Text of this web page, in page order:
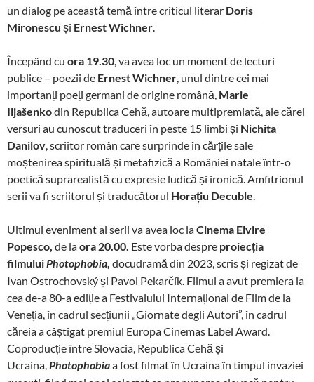
un dialog pe această temă între criticul literar Doris
Mironescu și Ernest Wichner.
Începând cu ora 19.30, va avea loc un moment de lecturi
publice – poezii de Ernest Wichner, unul dintre cei mai
importanți poeți germani de origine română, Marie
Iljašenkodin Republica Cehă, autoare multipremiată, ale cărei
versuri au cunoscut traduceri în peste 15 limbi și Nichita
Danilov, scriitor român care surprinde în cărțile sale
moștenirea spirituală și metafizică a României natale într-o
poetică suprarealistă cu expresie ludică și ironică. Amfitrionul
serii va fi scriitorul și traducătorul Horațiu Decuble.
Ultimul eveniment al serii va avea loc laCinema Elvire
Popesco, de laora 20.00. Este vorba despre proiecția
filmuluiPhotophobia, docudramă din 2023, scris și regizat de
Ivan Ostrochovský și Pavol Pekarčík. Filmul a avut premiera la
cea de-a 80-a ediție a Festivalului Internațional de Film de la
Veneția, în cadrul secțiunii „Giornate degli Autori”, în cadrul
căreia a câștigat premiul Europa Cinemas Label Award.
Coproducție între Slovacia, Republica Cehă și
Ucraina,Photophobiaa fost filmat în Ucraina în timpul invaziei